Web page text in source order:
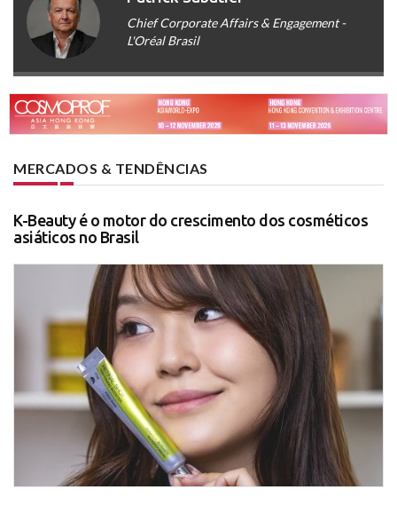
Chief Corporate Affairs & Engagement -
L'Oréal Brasil
MERCADOS & TENDÊNCIAS
K-Beauty é o motor do crescimento dos cosméticos
asiáticos no Brasil